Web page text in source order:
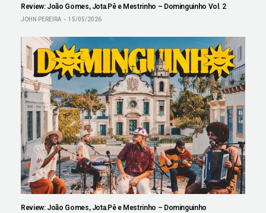
Review: João Gomes, Jota.Pê e Mestrinho – Dominguinho Vol. 2
JOHN PEREIRA 15/05/2026
Review: João Gomes, Jota.Pê e Mestrinho – Dominguinho